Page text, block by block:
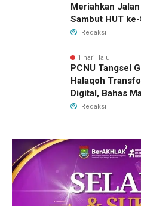
Meriahkan
Sambut HUT
Redaksi
1 hari lalu
PCNU Tangsel
Halaqoh
Digital, Bahas
NU di Era Disrupsi
Redaksi